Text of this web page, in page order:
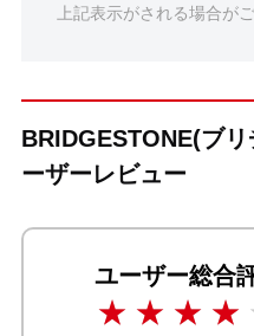
上記表示がされる場合が
BRIDGESTONE(ブ
ーザーレビュー
ユーザー総合